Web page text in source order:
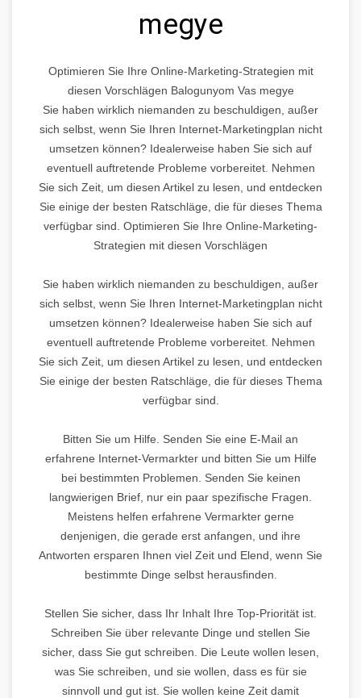
megye
Optimieren Sie Ihre Online-Marketing-Strategien mit
diesen Vorschlägen Balogunyom Vas megye
Sie haben wirklich niemanden zu beschuldigen, außer
sich selbst, wenn Sie Ihren Internet-Marketingplan nicht
umsetzen können? Idealerweise haben Sie sich auf
eventuell auftretende Probleme vorbereitet. Nehmen
Sie sich Zeit, um diesen Artikel zu lesen, und entdecken
Sie einige der besten Ratschläge, die für dieses Thema
verfügbar sind. Optimieren Sie Ihre Online-Marketing-
Strategien mit diesen Vorschlägen
Sie haben wirklich niemanden zu beschuldigen, außer
sich selbst, wenn Sie Ihren Internet-Marketingplan nicht
umsetzen können? Idealerweise haben Sie sich auf
eventuell auftretende Probleme vorbereitet. Nehmen
Sie sich Zeit, um diesen Artikel zu lesen, und entdecken
Sie einige der besten Ratschläge, die für dieses Thema
verfügbar sind.
Bitten Sie um Hilfe. Senden Sie eine E-Mail an
erfahrene Internet-Vermarkter und bitten Sie um Hilfe
bei bestimmten Problemen. Senden Sie keinen
langwierigen Brief, nur ein paar spezifische Fragen.
Meistens helfen erfahrene Vermarkter gerne
denjenigen, die gerade erst anfangen, und ihre
Antworten ersparen Ihnen viel Zeit und Elend, wenn Sie
bestimmte Dinge selbst herausfinden.
Stellen Sie sicher, dass Ihr Inhalt Ihre Top-Priorität ist.
Schreiben Sie über relevante Dinge und stellen Sie
sicher, dass Sie gut schreiben. Die Leute wollen lesen,
was Sie schreiben, und sie wollen, dass es für sie
sinnvoll und gut ist. Sie wollen keine Zeit damit